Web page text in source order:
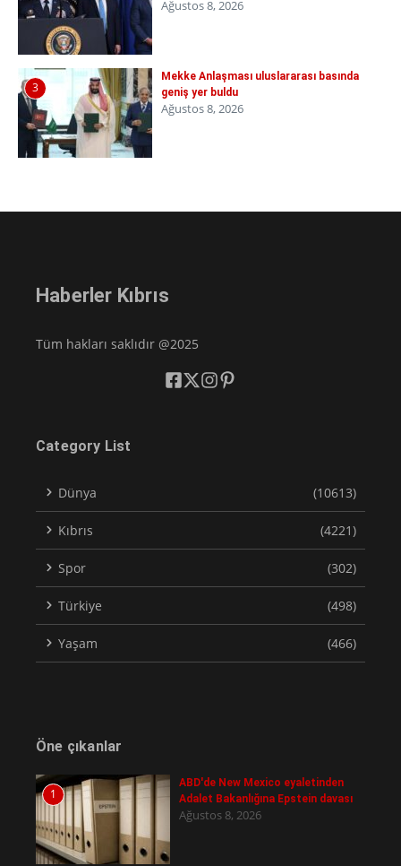
Ağustos 8, 2026
3
Mekke Anlaşması uluslararası basında
geniş yer buldu
Ağustos 8, 2026
Haberler Kıbrıs
Tüm hakları saklıdır @2025
Category List
Dünya (10613)
Kıbrıs (4221)
Spor (302)
Türkiye (498)
Yaşam (466)
Öne çıkanlar
1
ABD'de New Mexico eyaletinden
Adalet Bakanlığına Epstein davası
Ağustos 8, 2026